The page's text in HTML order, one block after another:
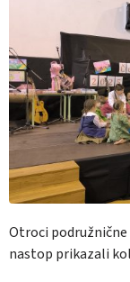
Otroci
nastop prikazali